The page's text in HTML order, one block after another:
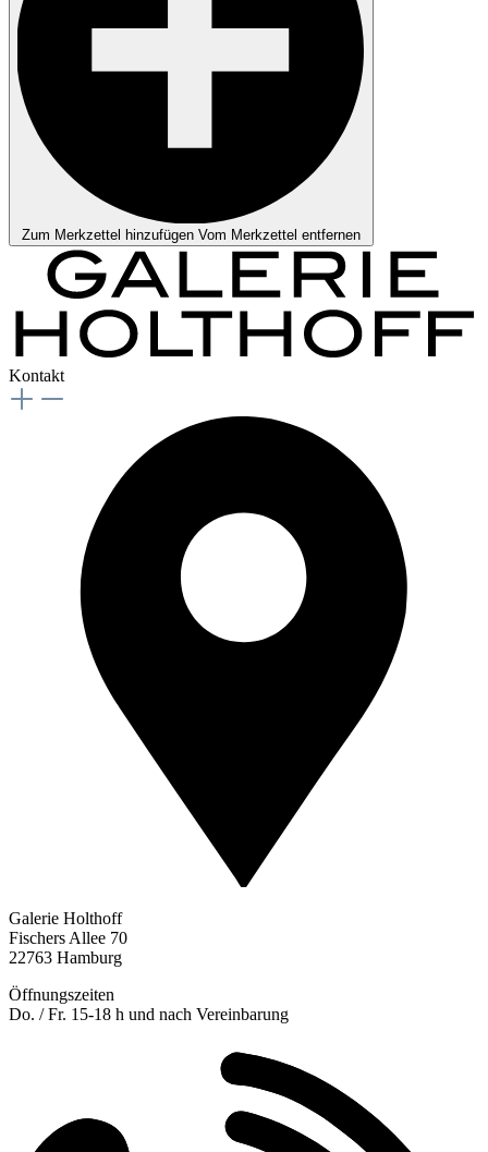
Zum Merkzettel hinzufügen Vom Merkzettel entfernen
Kontakt
Galerie Holthoff
Fischers Allee 70
22763 Hamburg
Öffnungszeiten
Do. / Fr. 15-18 h und nach Vereinbarung